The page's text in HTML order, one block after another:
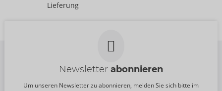
Lieferung
Newsletter abonnieren
Um unseren Newsletter zu abonnieren, melden Sie sich bitte im